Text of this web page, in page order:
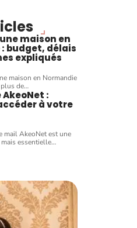
maison en
budget, délais
expliqués
maison en Normandie
de…
:
à votre
mail AkeoNet est une
essentielle…